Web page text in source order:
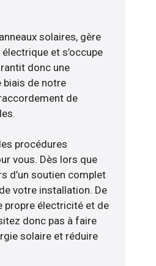
solaires, gère
et s’occupe
donc une
biais de notre
de
procédures
vous. Dès lors que
d’un soutien complet
votre installation. De
propre électricité et de
donc pas à faire
solaire et réduire